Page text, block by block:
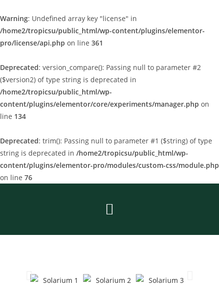
Warning: Undefined array key "license" in
/home2/tropicsu/public_html/wp-content/plugins/elementor-
pro/license/api.php on line 361
Deprecated: version_compare(): Passing null to parameter #2
($version2) of type string is deprecated in
/home2/tropicsu/public_html/wp-
content/plugins/elementor/core/experiments/manager.php on
line 134
Deprecated: trim(): Passing null to parameter #1 ($string) of type
string is deprecated in /home2/tropicsu/public_html/wp-
content/plugins/elementor-pro/modules/custom-css/module.php
on line 76